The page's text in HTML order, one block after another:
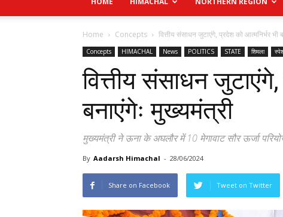
Home Concepts वित्तीय संसाधन जुटाएंगे, प्रदेश को आत्मनिर्भर भी
Concepts HIMACHAL News POLITICS STATE शिमला
वित्तीय संसाधन
बनाएंगेः मुख्यमंत्री
मुख्यमंत्री ने ऊना के अघलौर में 10 मेगावाट सौर ऊर्जा
By Aadarsh Himachal - 28/06/2024
Share on Facebook Tweet on Twitter